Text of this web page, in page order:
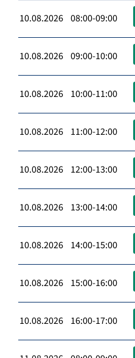
10.08.2026 08:00-09:00
10.08.2026 09:00-10:00
10.08.2026 10:00-11:00
10.08.2026 11:00-12:00
10.08.2026 12:00-13:00
10.08.2026 13:00-14:00
10.08.2026 14:00-15:00
10.08.2026 15:00-16:00
10.08.2026 16:00-17:00